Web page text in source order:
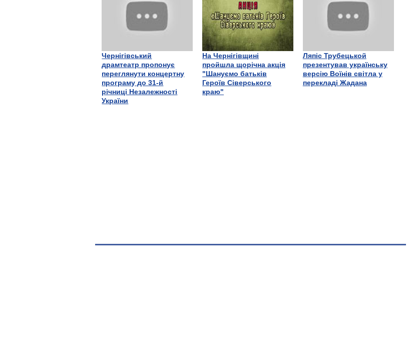
Чернігівський
драмтеатр пропонує
переглянути концертну
програму до 31-й
річниці Незалежності
України
На Чернігівщині
пройшла щорічна акція
"Шануємо батьків
Героїв Сіверського
краю"
Ляпіс Трубецькой
презентував українську
версію Воїнів світла у
перекладі Жадана